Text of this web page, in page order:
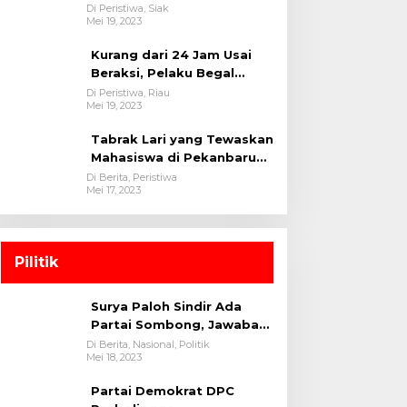
oleh tim Opsnal Polsek
Tualang-Polres Siak-Polda
Di Peristiwa, Siak
Mei 19, 2023
Kurang dari 24 Jam Usai
Beraksi, Pelaku Begal
Berhasil Di Bekuk
Satreskrim Polres
Di Peristiwa, Riau
Mei 19, 2023
Tabrak Lari yang Tewaskan
Mahasiswa di Pekanbaru
Ditangkap Polisi
Di Berita, Peristiwa
Mei 17, 2023
Pilitik
Surya Paloh Sindir Ada
Partai Sombong, Jawaban
Megawati
Di Berita, Nasional, Politik
Mei 18, 2023
Partai Demokrat DPC